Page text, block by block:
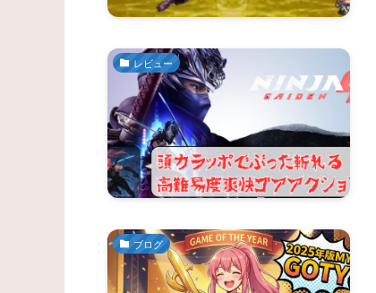
レビュー
ブログ